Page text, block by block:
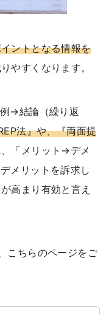
ントとなる情報を
やすくなります。
→結論（繰り返
法』や、『両面提
「メリット→デメ
メリットを訴求し
高まり有効と言え
こちらのページをご